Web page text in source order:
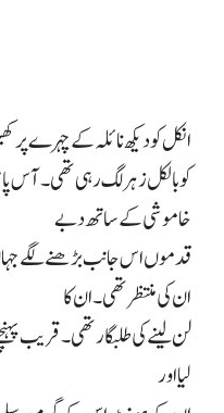
انکل کو دیکھ نائلہ کے چہرے پر
کو بالکل زہر لگ رہی تھی۔ آس
خاموشی کے ساتھ دبے
قدموں اس جانب بڑھنے لگے
ان کی منتظر تھی۔ ان کا
لن لینے کی طلبگار تھی۔ قریب
لیا اور